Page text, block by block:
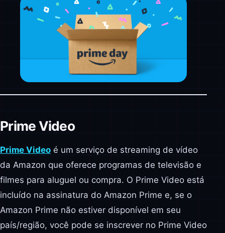
Prime Video
Prime Video é um serviço de streaming de vídeo
da Amazon que oferece programas de televisão e
filmes para aluguel ou compra. O Prime Video está
incluído na assinatura do Amazon Prime e, se o
Amazon Prime não estiver disponível em seu
país/região, você pode se inscrever no Prime Video